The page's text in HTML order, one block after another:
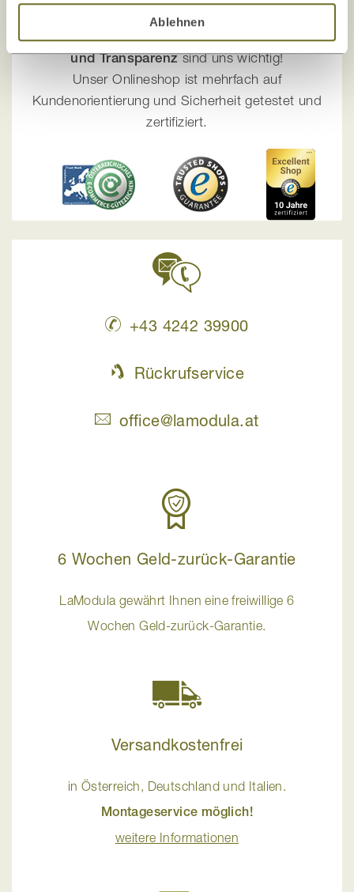
Ablehnen
Die Zufriedenheit unserer Kunden, Sicherheit
und Transparenzsind uns wichtig!
Unser Onlineshop ist mehrfach auf
Kundenorientierung und Sicherheit getestet und
zertifiziert.
+43 4242 39900
Rückrufservice
office@lamodula.at
6 Wochen Geld-zurück-Garantie
LaModula gewährt Ihnen eine freiwillige 6
Wochen Geld-zurück-Garantie.
Versandkostenfrei
in Österreich, Deutschland und Italien.
Montageservice möglich!
weitere Informationen